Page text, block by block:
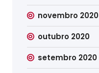
novembro 2020
outubro 2020
setembro 2020